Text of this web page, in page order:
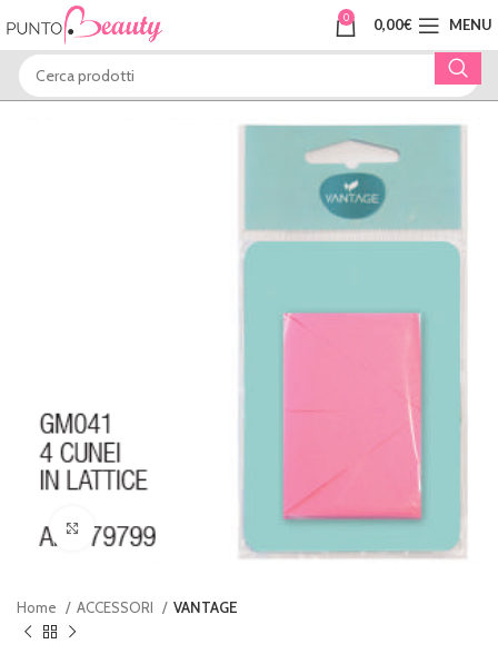
0 0,00€ MENU
Clicca per ingrandire
Home ACCESSORI VANTAGE